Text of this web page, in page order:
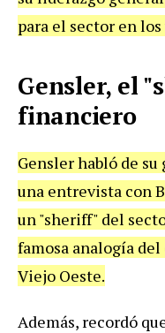
para el sector en
Gensler, el
financiero
Gensler habló de
una entrevista con
un "sheriff" del
famosa analogía
Viejo Oeste.
Además, recordó